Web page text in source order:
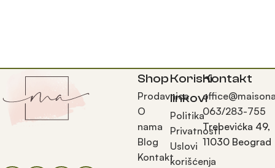
Shop
Prodavnica
O
nama
Blog
Kontakt
Korisni
linkovi
Politika
Privatnosti
Uslovi
korišćenja
Kontakt
063/283-755
Trebevićka 49,
11030 Beograd